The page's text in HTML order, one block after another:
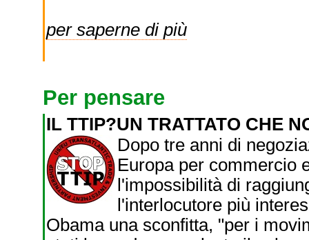
per saperne di più
Per pensare
IL TTIP?UN TRATTATO CHE
Dopo tre anni di
Europa per commercio
l'impossibilità di
l'interlocutore più
Obama una sconfitta, "per i